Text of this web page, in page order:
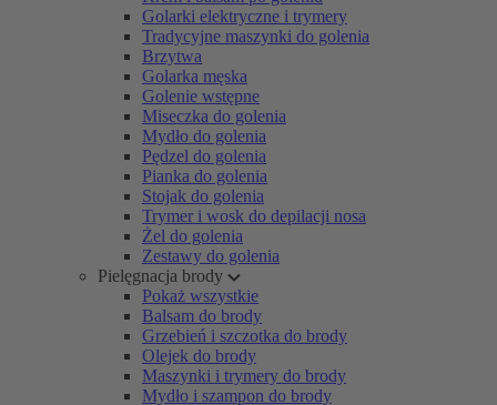
Golarki elektryczne i trymery
Tradycyjne maszynki do golenia
Brzytwa
Golarka męska
Golenie wstępne
Miseczka do golenia
Mydło do golenia
Pędzel do golenia
Pianka do golenia
Stojak do golenia
Trymer i wosk do depilacji nosa
Żel do golenia
Zestawy do golenia
Pielęgnacja brody
Pokaż wszystkie
Balsam do brody
Grzebień i szczotka do brody
Olejek do brody
Maszynki i trymery do brody
Mydło i szampon do brody